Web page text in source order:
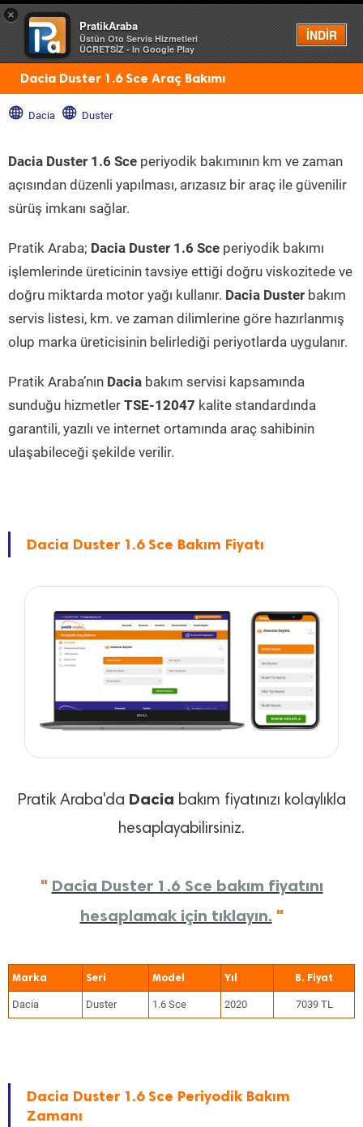
×
PratikAraba
Üstün Oto Servis Hizmetleri
ÜCRETSİZ - In Google Play
İNDİR
Menü
Dacia Duster 1.6 Sce Araç Bakımı
Dacia Duster
Dacia Duster 1.6 Sce periyodik bakımının km ve zaman
açısından düzenli yapılması, arızasız bir araç ile güvenilir
sürüş imkanı sağlar.
Pratik Araba; Dacia Duster 1.6 Sce periyodik bakımı
işlemlerinde üreticinin tavsiye ettiği doğru viskozitede ve
doğru miktarda motor yağı kullanır. Dacia Duster bakım
servis listesi, km. ve zaman dilimlerine göre hazırlanmış
olup marka üreticisinin belirlediği periyotlarda uygulanır.
Pratik Araba’nın Dacia bakım servisi kapsamında
sunduğu hizmetler TSE-12047 kalite standardında
garantili, yazılı ve internet ortamında araç sahibinin
ulaşabileceği şekilde verilir.
Dacia Duster 1.6 Sce Bakım Fiyatı
Pratik Araba'da Dacia bakım fiyatınızı kolaylıkla
hesaplayabilirsiniz.
" Dacia Duster 1.6 Sce bakım fiyatını
hesaplamak için tıklayın. "
Marka Seri Model Yıl
Dacia Duster 1.6 Sce 2020 7039 TL
Dacia Duster 1.6 Sce Periyodik Bakım
Zamanı